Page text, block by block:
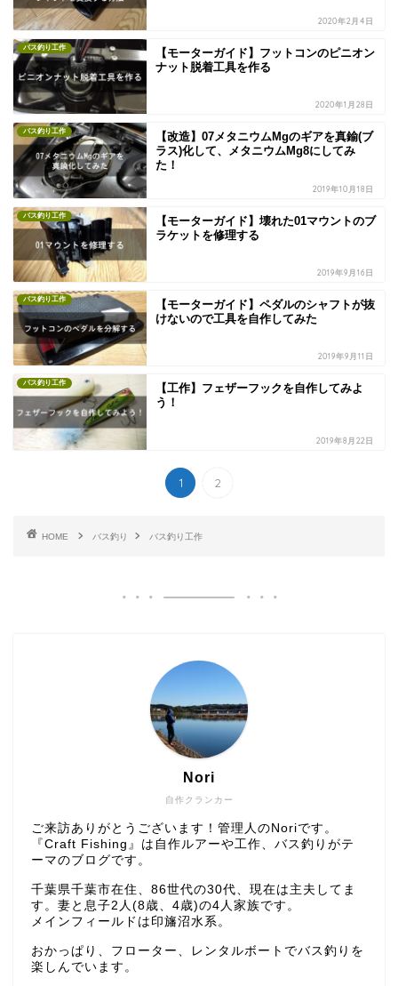
2020年2月4日
バス釣り工作
【モーターガイド】フットコンのピニオン
ナット脱着工具を作る
2020年1月28日
バス釣り工作
【改造】07メタニウムMgのギアを真鍮(ブ
ラス)化して、メタニウムMg8にしてみ
た！
2019年10月18日
バス釣り工作
【モーターガイド】壊れた01マウントのブ
ラケットを修理する
2019年9月16日
バス釣り工作
【モーターガイド】ペダルのシャフトが抜
けないので工具を自作してみた
2019年9月11日
バス釣り工作
【工作】フェザーフックを自作してみよ
う！
2019年8月22日
1 2
HOME バス釣り バス釣り工作
自作クランカー
Nori
ご来訪ありがとうございます！管理人のNoriです。
『Craft Fishing』は自作ルアーや工作、バス釣りがテ
ーマのブログです。
千葉県千葉市在住、86世代の30代、現在は主夫してま
す。妻と息子2人(8歳、4歳)の4人家族です。
メインフィールドは印旛沼水系。
おかっぱり、フローター、レンタルボートでバス釣りを
楽しんでいます。